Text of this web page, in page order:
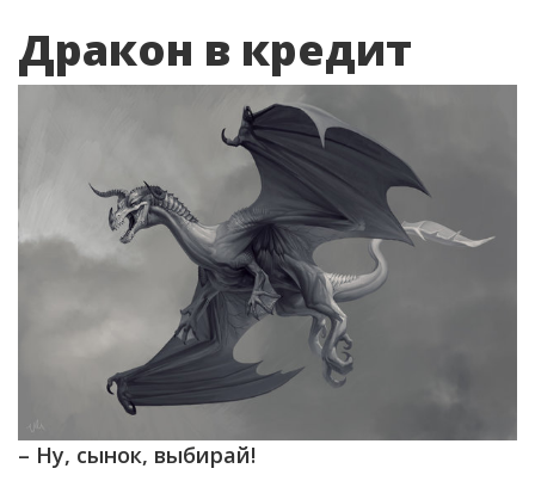
Дракон в кредит
– Ну, сынок, выбирай!